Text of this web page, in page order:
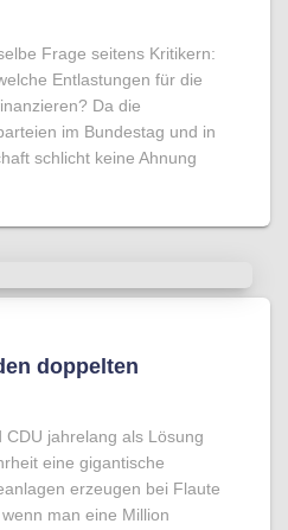
Frage seitens Kritikern:
Entlastungen für die
Da die
im Bundestag und in
schlicht keine Ahnung
doppelten
jahrelang als Lösung
eine gigantische
erzeugen bei Flaute
man eine Million